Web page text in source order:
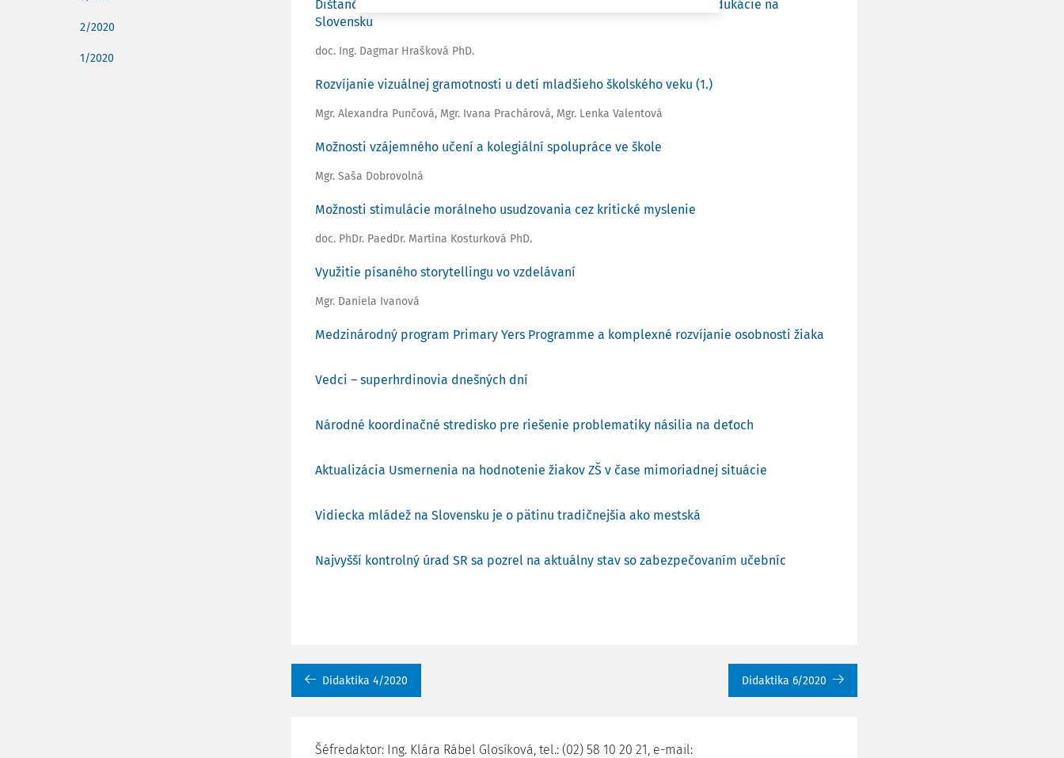
2/2020
1/2020
Dištančná forma vzdelávania, jej význam a špecifiká v podmienkach edukácie na
Slovensku
doc. Ing. Dagmar Hrašková PhD.
Rozvíjanie vizuálnej gramotnosti u detí mladšieho školského veku (1.)
Mgr. Alexandra Punčová, Mgr. Ivana Prachárová, Mgr. Lenka Valentová
Možnosti vzájemného učení a kolegiální spolupráce ve škole
Mgr. Saša Dobrovolná
Možnosti stimulácie morálneho usudzovania cez kritické myslenie
doc. PhDr. PaedDr. Martina Kosturková PhD.
Využitie písaného storytellingu vo vzdelávaní
Mgr. Daniela Ivanová
Medzinárodný program Primary Yers Programme a komplexné rozvíjanie osobnosti žiaka
Vedci – superhrdinovia dnešných dní
Národné koordinačné stredisko pre riešenie problematiky násilia na deťoch
Aktualizácia Usmernenia na hodnotenie žiakov ZŠ v čase mimoriadnej situácie
Vidiecka mládež na Slovensku je o pätinu tradičnejšia ako mestská
Najvyšší kontrolný úrad SR sa pozrel na aktuálny stav so zabezpečovaním učebníc
Didaktika 4/2020 Didaktika 6/2020
Šéfredaktor: Ing. Klára Rábel Glosíková, tel.: (02) 58 10 20 21, e-mail: